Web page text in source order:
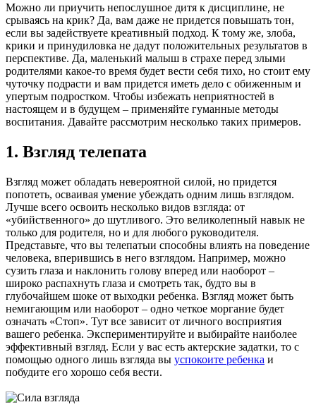
Можно ли приучить непослушное дитя к дисциплине, не
срываясь на крик? Да, вам даже не придется повышать тон,
если вы задействуете креативный подход. К тому же, злоба,
крики и принудиловка не дадут положительных результатов в
перспективе. Да, маленький малыш в страхе перед злыми
родителями какое-то время будет вести себя тихо, но стоит ему
чуточку подрасти и вам придется иметь дело с обиженным и
упертым подростком. Чтобы избежать неприятностей в
настоящем и в будущем – применяйте гуманные методы
воспитания. Давайте рассмотрим несколько таких примеров.
1. Взгляд телепата
Взгляд может обладать невероятной силой, но придется
попотеть, осваивая умение убеждать одним лишь взглядом.
Лучше всего освоить несколько видов взгляда: от
«убийственного» до шутливого. Это великолепный навык не
только для родителя, но и для любого руководителя.
Представьте, что вы телепатыи способны влиять на поведение
человека, вперившись в него взглядом. Например, можно
сузить глаза и наклонить голову вперед или наоборот –
широко распахнуть глаза и смотреть так, будто вы в
глубочайшем шоке от выходки ребенка. Взгляд может быть
немигающим или наоборот – одно четкое моргание будет
означать «Стоп». Тут все зависит от личного восприятия
вашего ребенка. Экспериментируйте и выбирайте наиболее
эффективный взгляд. Если у вас есть актерские задатки, то с
помощью одного лишь взгляда вы успокоите ребенка и
побудите его хорошо себя вести.